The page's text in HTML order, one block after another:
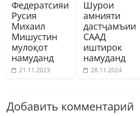
Федератсияи
Русия
Михаил
Мишустин
мулоқот
намуданд
21.11.2023
Шурои
амнияти
дастҷамъии
СААД
иштирок
намуданд
28.11.2024
Добавить комментарий